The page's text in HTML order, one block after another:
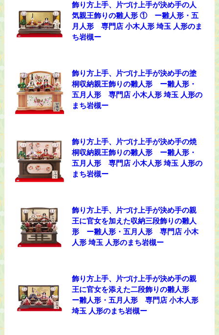
飾り方上手、片づけ上手が決め手の人
気親王飾りの雛人形 ① ー雛人形・五
月人形 専門店 小木人形 埼玉 人形のま
ち岩槻ー
飾り方上手、片づけ上手が決め手の塗
桐収納親王飾りの雛人形 ー雛人形・
五月人形 専門店 小木人形 埼玉 人形の
まち岩槻ー
飾り方上手、片づけ上手が決め手の焼
桐収納親王飾りの雛人形 ー雛人形・
五月人形 専門店 小木人形 埼玉 人形の
まち岩槻ー
飾り方上手、片づけ上手が決め手の親
王に官女を加えた収納三段飾りの雛人
形 ー雛人形・五月人形 専門店 小木
人形 埼玉 人形のまち岩槻ー
飾り方上手、片づけ上手が決め手の親
王に官女を添えた二段飾りの雛人形
ー雛人形・五月人形 専門店 小木人形
埼玉 人形のまち岩槻ー